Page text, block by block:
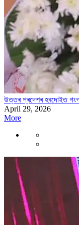
উত্তৰ প্ৰদেশৰ হৰদোইত
April 29, 2026
More